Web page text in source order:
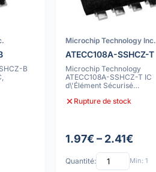
B
Microchip Technology Inc.
ATECC108A-SSHCZ-T
Microchip Technology
ATECC108A-SSHCZ-T IC
d\'Élément Sécurisé
Rupture de stock
1.97€ – 2.41€
Quantité: Min: 1